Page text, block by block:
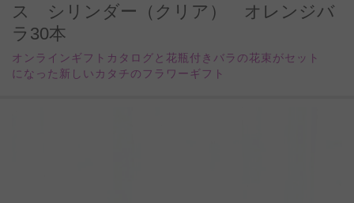
ス シリンダー（クリア） オレンジバ
ラ30本
オンラインギフトカタログと花瓶付きバラの花束がセット
になった新しいカタチのフラワーギフト